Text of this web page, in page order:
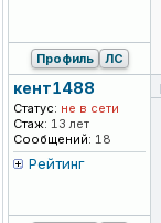
Профиль ЛС
кент1488
Статус: не в сети
Стаж: 13 лет
Сообщений: 18
Рейтинг